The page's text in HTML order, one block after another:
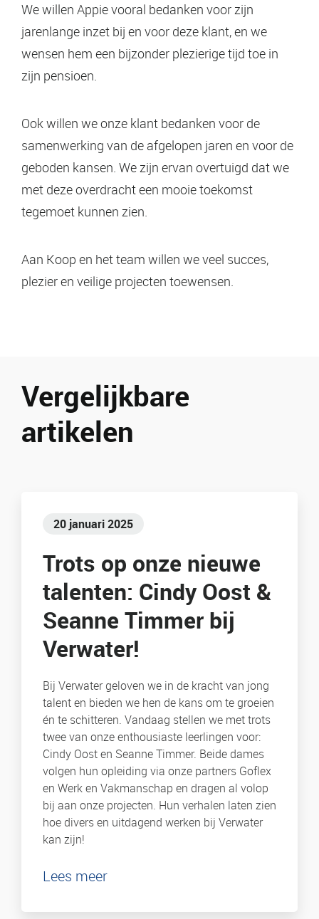
We willen Appie vooral bedanken voor zijn
jarenlange inzet bij en voor deze klant, en we
wensen hem een bijzonder plezierige tijd toe in
zijn pensioen.
Ook willen we onze klant bedanken voor de
samenwerking van de afgelopen jaren en voor de
geboden kansen. We zijn ervan overtuigd dat we
met deze overdracht een mooie toekomst
tegemoet kunnen zien.
Aan Koop en het team willen we veel succes,
plezier en veilige projecten toewensen.
Vergelijkbare
artikelen
20 januari 2025
Trots op onze nieuwe
talenten: Cindy Oost &
Seanne Timmer bij
Verwater!
Bij Verwater geloven we in de kracht van jong
talent en bieden we hen de kans om te groeien
én te schitteren. Vandaag stellen we met trots
twee van onze enthousiaste leerlingen voor:
Cindy Oost en Seanne Timmer. Beide dames
volgen hun opleiding via onze partners Goflex
en Werk en Vakmanschap en dragen al volop
bij aan onze projecten. Hun verhalen laten zien
hoe divers en uitdagend werken bij Verwater
kan zijn!
Lees meer